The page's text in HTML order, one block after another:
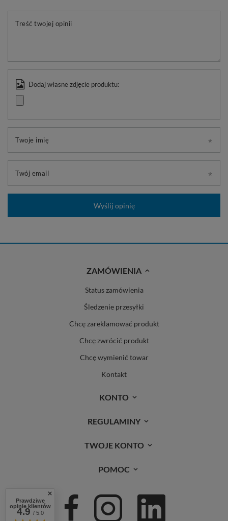
Treść twojej opinii
Dodaj własne zdjęcie produktu:
Twoje imię
Twój email
Wyślij opinię
ZAMÓWIENIA
Status zamówienia
Śledzenie przesyłki
Chcę zareklamować produkt
Chcę zwrócić produkt
Chcę wymienić towar
Kontakt
KONTO
REGULAMINY
TWOJE KONTO
POMOC
Prawdziwe
opinie klientów
4.9/ 5.0